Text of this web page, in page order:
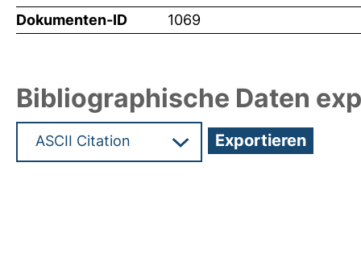
Dokumenten-ID 1069
Bibliographische Daten